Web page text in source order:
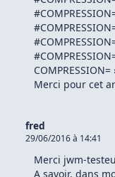
Merci pour cet
fred
29/06/2016 à 14:41
Merci jwm-
A savoir, dans